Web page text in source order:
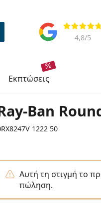
Αξιολογήσεις
4,8/5
εκπτώσεις
Ban
1222 50
Αυτή τη στιγμή το
πώληση.